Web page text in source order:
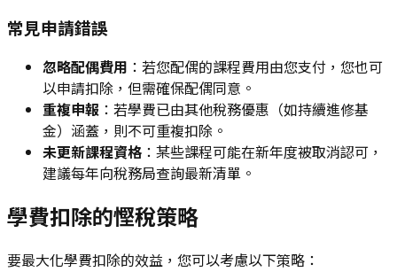
常見申請錯誤
忽略配偶費用 ：若您配偶的課程費用由您支付，您也可
以申請扣除，但需確保配偶同意。
重複申報 ：若學費已由其他稅務優惠（如持續進修基
金）涵蓋，則不可重複扣除。
未更新課程資格 ：某些課程可能在新年度被取消認可，
建議每年向稅務局查詢最新清單。
學費扣除的慳稅策略
要最大化學費扣除的效益，您可以考慮以下策略：